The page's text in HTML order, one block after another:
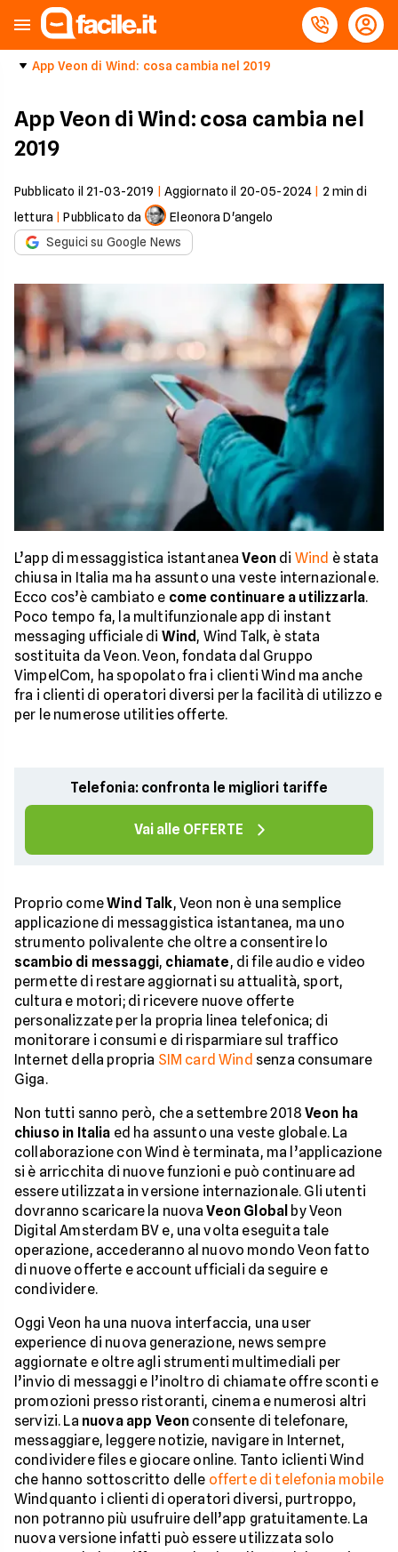
App Veon di Wind: cosa cambia nel 2019
App Veon di Wind: cosa cambia nel
2019
Pubblicato il 21-03-2019 Aggiornato il 20-05-2024 2 min di
lettura |Pubblicato da
Eleonora D'angelo
Seguici su Google News
L’app di messaggistica istantaneaVeon di Wind è stata
chiusa in Italia ma ha assunto una veste internazionale.
Ecco cos’è cambiato e come continuare a utilizzarla.
Poco tempo fa, la multifunzionale app di instant
messaging ufficiale di Wind , Wind Talk, è stata
sostituita da Veon. Veon, fondata dal Gruppo
VimpelCom, ha spopolato fra i clienti Wind ma anche
fra i clienti di operatori diversi per la facilità di utilizzo e
per le numerose utilities offerte.
Telefonia: confronta le migliori tariffe
Vai alle OFFERTE
Proprio comeWind Talk, Veon non è una semplice
applicazione di messaggistica istantanea, ma uno
strumento polivalente che oltre a consentire lo
scambio di messaggi, chiamate, di file audio e video
permette di restare aggiornati su attualità, sport,
cultura e motori; di ricevere nuove offerte
personalizzate per la propria linea telefonica; di
monitorare i consumi e di risparmiare sul traffico
Internet della propria SIM card Wind senza consumare
Giga.
Non tutti sanno però, che a settembre 2018 Veon ha
chiuso in Italia ed ha assunto una veste globale. La
collaborazione con Wind è terminata, ma l’applicazione
si è arricchita di nuove funzioni e può continuare ad
essere utilizzata in versione internazionale. Gli utenti
dovranno scaricare la nuovaVeon Global by Veon
Digital Amsterdam BV e, una volta eseguita tale
operazione, accederanno al nuovo mondo Veon fatto
di nuove offerte e account ufficiali da seguire e
condividere.
Oggi Veon ha una nuova interfaccia, una user
experience di nuova generazione, news sempre
aggiornate e oltre agli strumenti multimediali per
l’invio di messaggi e l’inoltro di chiamate offre sconti e
promozioni presso ristoranti, cinema e numerosi altri
servizi. La nuova app Veon consente di telefonare,
messaggiare, leggere notizie, navigare in Internet,
condividere files e giocare online. Tanto iclienti Wind
che hanno sottoscritto delle offerte di telefonia mobile
Windquanto i clienti di operatori diversi, purtroppo,
non potranno più usufruire dell’app gratuitamente. La
nuova versione infatti può essere utilizzata solo